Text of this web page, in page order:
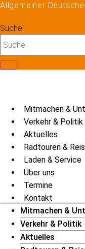
Zum
springen
Allgemeiner
Suche
Mitmachen &
Verkehr & Politik
Aktuelles
Radtouren &
Laden & Service
Über uns
Termine
Kontakt
Mitmachen &
Verkehr & Politik
Aktuelles